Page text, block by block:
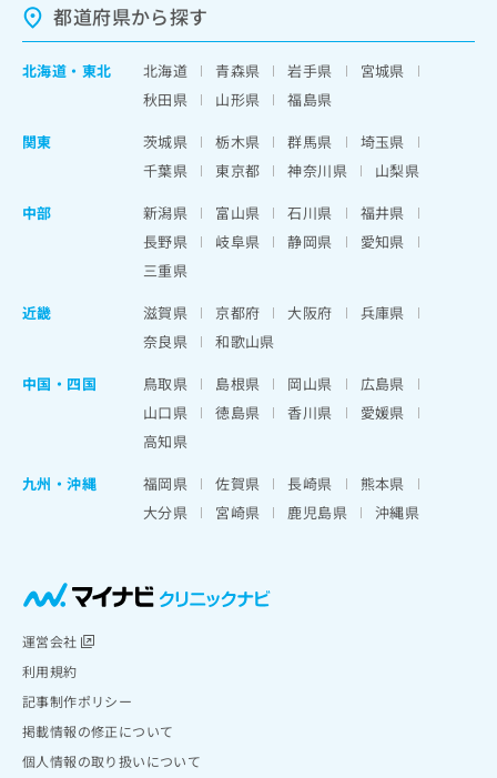
都道府県から探す
北海道 ・ 東北 北海道 青森県 岩手県
宮城県
秋田県
山形県
福島県
関東
茨城県 栃木県 群馬県
埼玉県
千葉県
東京都 神奈川県
山梨県
中部
新潟県 富山県 石川県
福井県
長野県
岐阜県 静岡県
愛知県
三重県
近畿
滋賀県 京都府 大阪府
兵庫県
奈良県
和歌山県
中国・四国
鳥取県 島根県 岡山県
広島県
山口県
徳島県 香川県
愛媛県
高知県
九州・沖縄
福岡県 佐賀県 長崎県
熊本県
大分県
宮崎県 鹿児島県 沖縄県
運営会社
利用規約
記事制作ポリシー
掲載情報の修正について
個人情報の取り扱いについて